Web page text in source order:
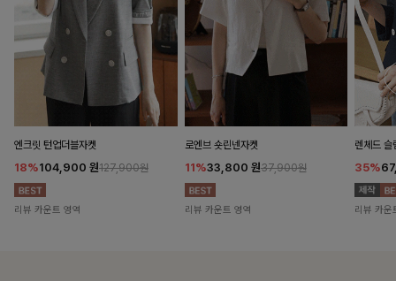
엔크릿 턴업더블자켓
18%104,900 원127,900원
리뷰 카운트 영역
로엔브 숏린넨자켓
11%33,800 원37,900원
리뷰 카운트 영역
렌체드
35%
리뷰 카운